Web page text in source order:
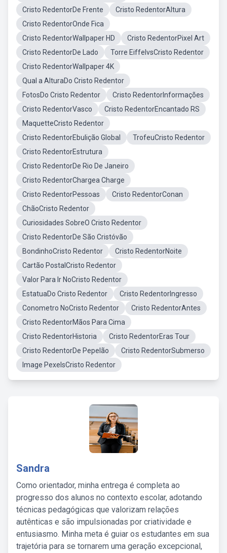
Cristo RedentorDe Frente
Cristo RedentorAltura
Cristo RedentorOnde Fica
Cristo RedentorWallpaper HD
Cristo RedentorPixel Art
Cristo RedentorDe Lado
Torre EiffelvsCristo Redentor
Cristo RedentorWallpaper 4K
Qual a AlturaDo Cristo Redentor
FotosDo Cristo Redentor
Cristo RedentorInformações
Cristo RedentorVasco
Cristo RedentorEncantado RS
MaquetteCristo Redentor
Cristo RedentorEbulição Global
TrofeuCristo Redentor
Cristo RedentorEstrutura
Cristo RedentorDe Rio De Janeiro
Cristo RedentorChargea Charge
Cristo RedentorPessoas
Cristo RedentorConan
ChãoCristo Redentor
Curiosidades SobreO Cristo Redentor
Cristo RedentorDe São Cristóvão
BondinhoCristo Redentor
Cristo RedentorNoite
Cartão PostalCristo Redentor
Valor Para Ir NoCristo Redentor
EstatuaDo Cristo Redentor
Cristo RedentorIngresso
Conometro NoCristo Redentor
Cristo RedentorAntes
Cristo RedentorMãos Para Cima
Cristo RedentorHistoria
Cristo RedentorEras Tour
Cristo RedentorDe Pepelão
Cristo RedentorSubmerso
Image PexelsCristo Redentor
Sandra
Como orientador, minha entrega é completa ao
progresso dos alunos no contexto escolar, adotando
técnicas pedagógicas que valorizam relações
autênticas e são impulsionadas por criatividade e
entusiasmo. Minha meta é guiar os estudantes em sua
trajetória para se tornarem uma geração excepcional,